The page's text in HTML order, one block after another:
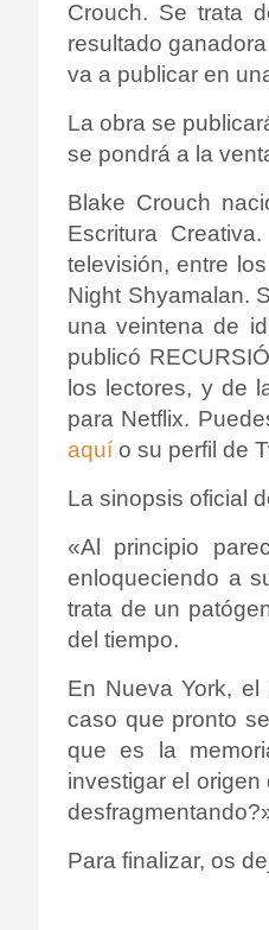
Crouch. Se trata
resultado
va a publicar en
La obra se
se pondrá a la
Blake Crouch
Escritura
televisión, entre
Night Shyamalan.
una veintena de
publicó
los lectores, y de
para Netflix.
aquí o su perfil de
La sinopsis oficial
«Al principio
enloqueciendo a
trata de un
del tiempo.
En Nueva York,
caso que pronto
que es la
investigar el
Para finalizar, os